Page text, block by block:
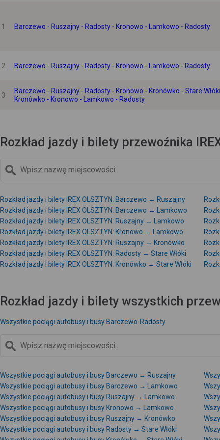
1 Barczewo - Ruszajny - Radosty - Kronowo - Lamkowo - Radosty
2 Barczewo - Ruszajny - Radosty - Kronowo - Lamkowo - Radosty
3
Barczewo - Ruszajny - Radosty - Kronowo - Kronówko - Stare
Kronówko - Kronowo - Lamkowo - Radosty
Rozkład jazdy i bilety przewoźnika
Rozkład jazdy i bilety IREX OLSZTYN: Barczewo → Ruszajny
Rozkład jazdy i bilety IREX OLSZTYN: Barczewo → Lamkowo
Rozkład jazdy i bilety IREX OLSZTYN: Ruszajny → Lamkowo
Rozkład jazdy i bilety IREX OLSZTYN: Kronowo → Lamkowo
Rozkład jazdy i bilety IREX OLSZTYN: Ruszajny → Kronówko
Rozkład jazdy i bilety IREX OLSZTYN: Radosty → Stare Włóki
Rozkład jazdy i bilety IREX OLSZTYN: Kronówko → Stare Włóki
Rozkład jazdy i bilety wszystkich
Wszystkie pociągi autobusy i busy Barczewo-Radosty
Wszystkie pociągi autobusy i busy Barczewo → Ruszajny
Wszystkie pociągi autobusy i busy Barczewo → Lamkowo
Wszystkie pociągi autobusy i busy Ruszajny → Lamkowo
Wszystkie pociągi autobusy i busy Kronowo → Lamkowo
Wszystkie pociągi autobusy i busy Ruszajny → Kronówko
Wszystkie pociągi autobusy i busy Radosty → Stare Włóki